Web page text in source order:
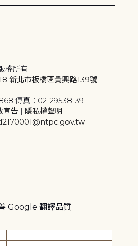
權所有
新北市板橋區貴興路139號
傳真：02-29538139
宣告 | 隱私權聲明
Google 翻譯品質